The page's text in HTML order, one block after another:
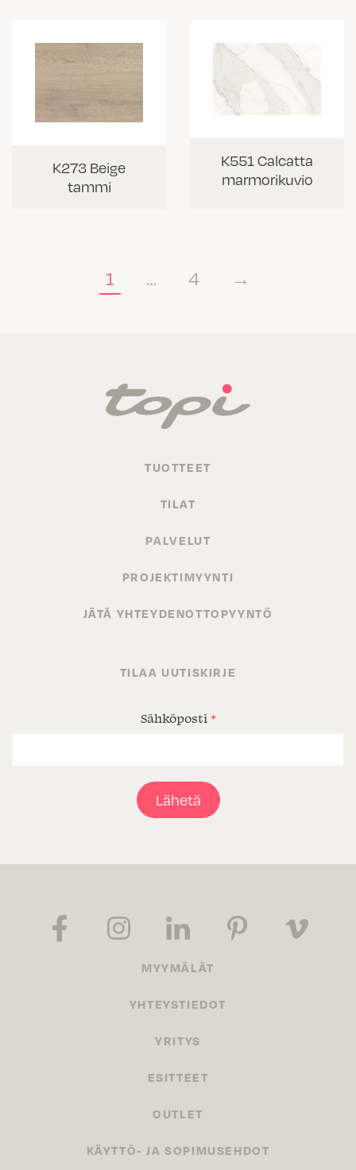
K273 Beige
tammi
K551 Calcatta
marmorikuvio
1 … 4 →
TUOTTEET
TILAT
PALVELUT
PROJEKTIMYYNTI
JÄTÄ YHTEYDENOTTOPYYNTÖ
TILAA UUTISKIRJE
Sähköposti *
Lähetä
MYYMÄLÄT
YHTEYSTIEDOT
YRITYS
ESITTEET
OUTLET
KÄYTTÖ- JA SOPIMUSEHDOT